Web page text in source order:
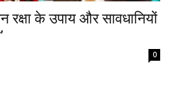
रक्षा के उपाय और सावधानियों
0